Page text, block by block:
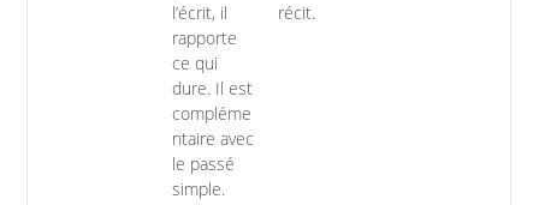
l’écrit, il
rapporte
ce qui
dure. Il est
compléme
ntaire avec
le passé
simple.
récit.